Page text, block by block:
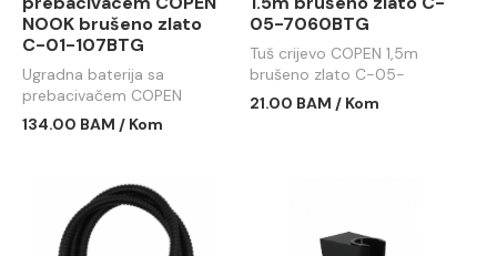
NOOK brušeno zlato
C-01-107BTG
Ugradna baterija sa
prebacivačem COPEN
NOOK brušeno zlato C-01-
134.00 BAM / Kom
05-7060BTG
Tuš crijevo COPEN 1,5m
brušeno zlato C-05-
7060BTG
21.00 BAM / Kom